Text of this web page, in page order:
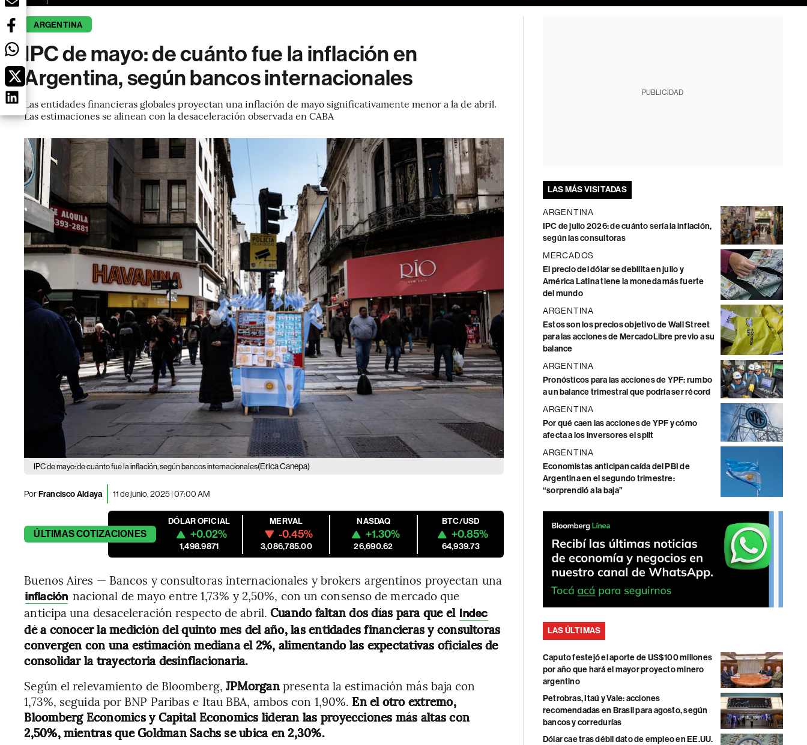
ARGENTINA
IPC de mayo: de cuánto fue la inflación en
Argentina, según bancos internacionales
Las entidades financieras globales proyectan una inflación de mayo significativamente menor a la de abril.
Las estimaciones se alinean con la desaceleración observada en CABA
IPC de mayo: de cuánto fue la inflación, según bancos internacionales(Erica Canepa)
PorFrancisco Aldaya 11 de junio, 2025 | 07:00 AM
ÚLTIMASCOTIZACIONES
DÓLAR OFICIAL
+0.02%
1,498.9871
MERVAL
-0.45%
3,086,785.00
NASDAQ
+1.30%
26,690.62
BTC/USD
+0.85%
64,939.73
Buenos Aires — Bancos y consultoras internacionales y brokers argentinos proyectan una
inflación nacional de mayo entre 1,73% y 2,50%, con un consenso de mercado que
anticipa una desaceleración respecto de abril.Cuando faltan dos días para que el Indec
dé a conocer la medición del quinto mes del año, las entidades financieras y consultoras
convergen con una estimación mediana el 2%, alimentando las expectativas oficiales de
consolidar la trayectoria desinflacionaria.
Según el relevamiento de Bloomberg, JPMorganpresenta la estimación más baja con
1,73%, seguida por BNP Paribas e Itau BBA, ambos con 1,90%. En el otro extremo,
Bloomberg Economics y Capital Economics lideran las proyecciones más altas con
2,50%, mientras que Goldman Sachs se ubica en 2,30%.
PUBLICIDAD
LAS MÁS VISITADAS
ARGENTINA
IPC de julio 2026: de cuánto sería la inflación,
según las consultoras
MERCADOS
El precio del dólar se debilita en julio y
América Latina tiene la moneda más fuerte
del mundo
ARGENTINA
Estos son los precios objetivo de Wall Street
para las acciones de MercadoLibre previo a su
balance
ARGENTINA
Pronósticos para las acciones de YPF: rumbo
a un balance trimestral que podría ser récord
ARGENTINA
Por qué caen las acciones de YPF y cómo
afecta a los inversores el split
ARGENTINA
Economistas anticipan caída del PBI de
Argentina en el segundo trimestre:
“sorprendió a la baja”
LAS ÚLTIMAS
Caputo festejó el aporte de US$100 millones
por año que hará el mayor proyecto minero
argentino
Petrobras, Itaú y Vale: acciones
recomendadas en Brasil para agosto, según
bancos y corredurías
Dólar cae tras débil dato de empleo en EE.UU.